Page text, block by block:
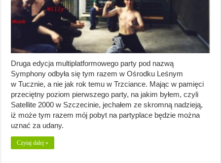
Druga edycja multiplatformowego party pod nazwą
Symphony odbyła się tym razem w Ośrodku Leśnym
w Tucznie, a nie jak rok temu w Trzciance. Mając w pamięci
przeciętny poziom pierwszego party, na jakim byłem, czyli
Satellite 2000 w Szczecinie, jechałem ze skromną nadzieją,
iż może tym razem mój pobyt na partyplace będzie można
uznać za udany.
Czytaj dalej »